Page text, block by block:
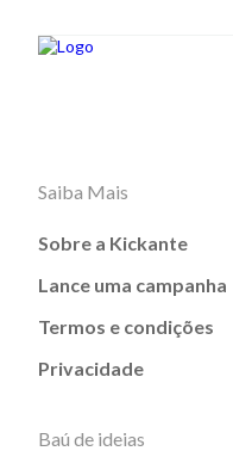
Saiba Mais
Sobre a Kickante
Lance uma campanha
Termos e condições
Privacidade
Baú de ideias